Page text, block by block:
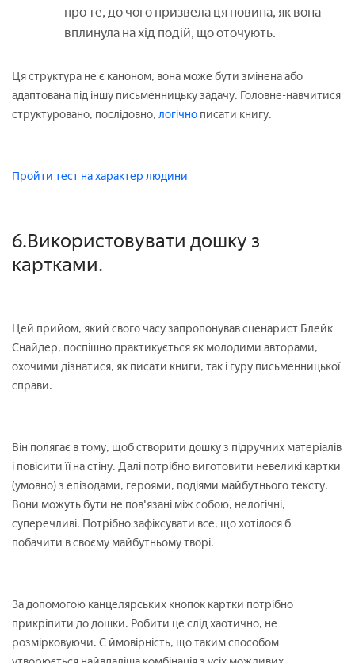
про те, до чого призвела ця новина, як вона
вплинула на хід подій, що оточують.
Ця структура не є каноном, вона може бути змінена або
адаптована під іншу письменницьку задачу. Головне-навчитися
структуровано, послідовно, логічно писати книгу.
Пройти тест на характер людини
6.Використовувати дошку з
картками.
Цей прийом, який свого часу запропонував сценарист Блейк
Снайдер, поспішно практикується як молодими авторами,
охочими дізнатися, як писати книги, так і гуру письменницької
справи.
Він полягає в тому, щоб створити дошку з підручних матеріалів
і повісити її на стіну. Далі потрібно виготовити невеликі картки
(умовно) з епізодами, героями, подіями майбутнього тексту.
Вони можуть бути не пов'язані між собою, нелогічні,
суперечливі. Потрібно зафіксувати все, що хотілося б
побачити в своєму майбутньому творі.
За допомогою канцелярських кнопок картки потрібно
прикріпити до дошки. Робити це слід хаотично, не
розмірковуючи. Є ймовірність, що таким способом